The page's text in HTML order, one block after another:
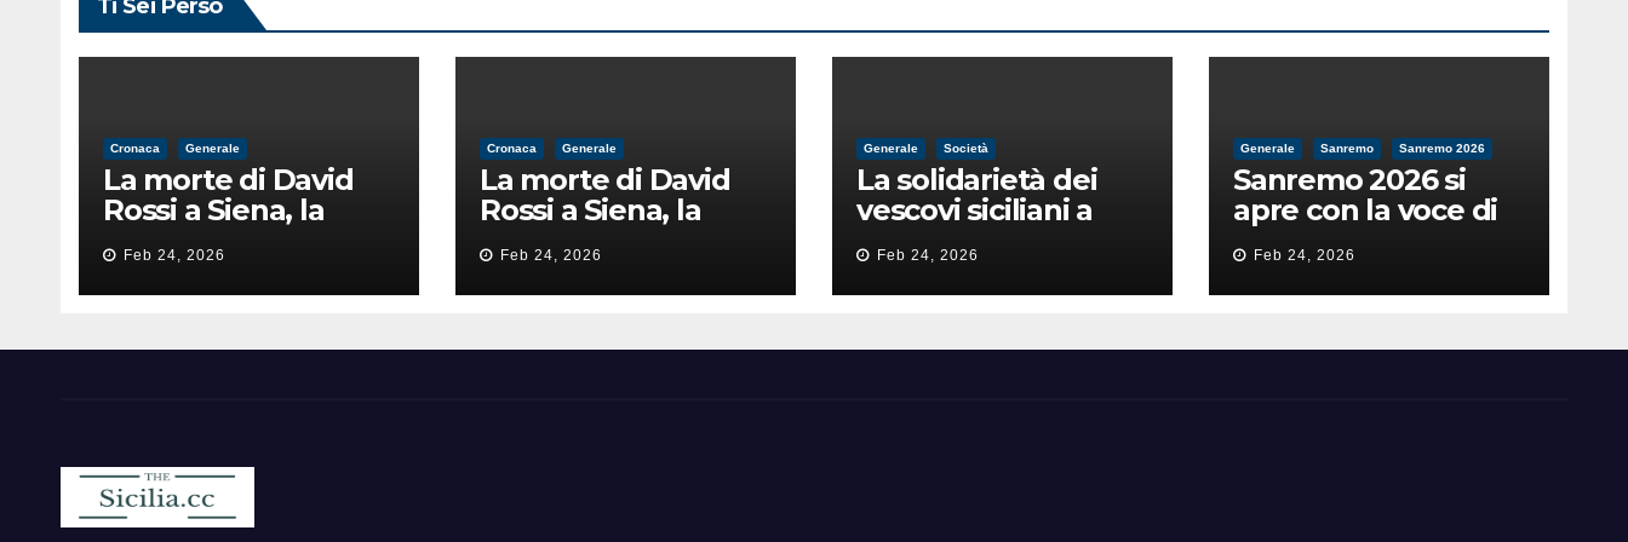
Ti Sei Perso
Cronaca Generale
La morte di David
Rossi a Siena, la
perizia lancia la
pista di
un’intimidazione
Feb 24, 2026
Cronaca Generale
La morte di David
Rossi a Siena, la
perizia lancia la
pista di
un’intimidazione
Feb 24, 2026
Generale Società
La solidarietà dei
vescovi siciliani a
Lorefice: «Ha difeso
il valore e la dignità
dell’umanità»
Feb 24, 2026
Generale Sanremo Sanremo 2026
Sanremo 2026 si
apre con la voce di
Pippo Baudo
Feb 24, 2026